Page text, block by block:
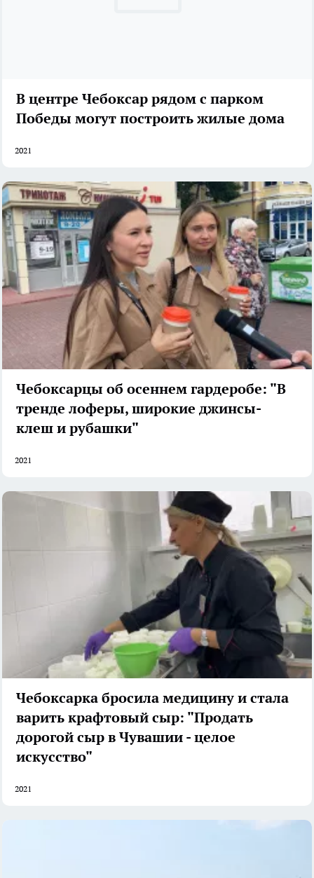
В центре Чебоксар рядом с парком
Победы могут построить жилые дома
2021
Чебоксарцы об осеннем гардеробе: "В
тренде лоферы, широкие джинсы-
клеш и рубашки"
2021
Чебоксарка бросила медицину и стала
варить крафтовый сыр: "Продать
дорогой сыр в Чувашии - целое
искусство"
2021